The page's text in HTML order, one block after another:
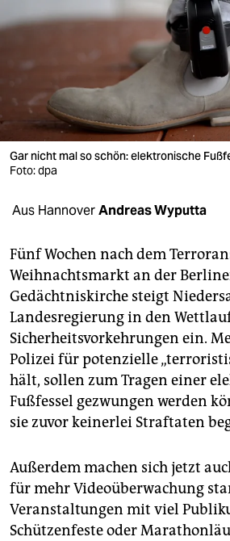
wahrheit
verlag
verlag
veranstaltungen
shop
unterstützen
abo
genossenschaft
epaper login
Gar nicht mal so schön: elektronische
Foto: dpa
Aus HannoverAndreas Wyputta
Fünf Wochen nach dem
Weihnachtsmarkt an der
Gedächtniskirche steigt
Landesregierung in den
Sicherheitsvorkehrungen ein.
Polizei für potenzielle
hält, sollen zum Tragen einer
Fußfessel gezwungen werden
sie zuvor keinerlei Straftaten
Außerdem machen sich jetzt
für mehr Videoüberwachung
Veranstaltungen mit viel
Schützenfeste oder